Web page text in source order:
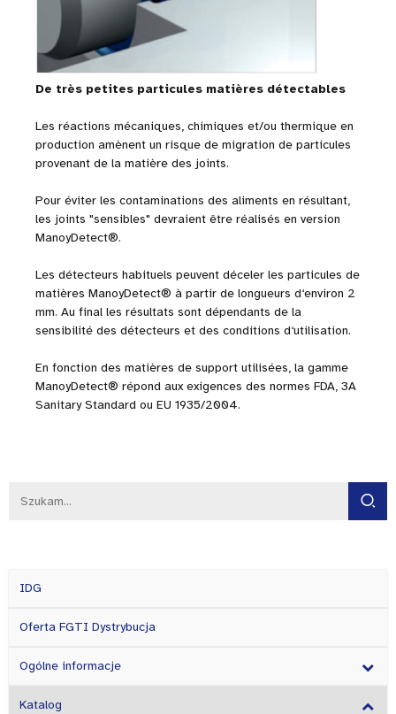
De très petites particules matières détectables
Les réactions mécaniques, chimiques et/ou thermique en
production amènent un risque de migration de particules
provenant de la matière des joints.
Pour éviter les contaminations des aliments en résultant,
les joints "sensibles" devraient être réalisés en version
ManoyDetect®.
Les détecteurs habituels peuvent déceler les particules de
matières ManoyDetect® à partir de longueurs d‘environ 2
mm. Au final les résultats sont dépendants de la
sensibilité des détecteurs et des conditions d‘utilisation.
En fonction des matières de support utilisées, la gamme
ManoyDetect® répond aux exigences des normes FDA, 3A
Sanitary Standard ou EU 1935/2004.
IDG
Oferta FGTI Dystrybucja
Ogólne informacje
Katalog